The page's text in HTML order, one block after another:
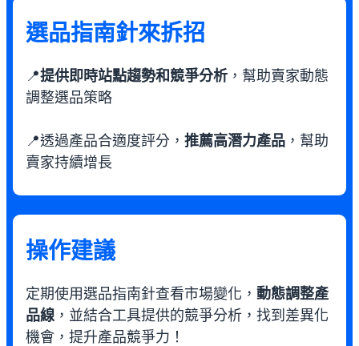
選品指南針來拆招
📍提供即時站點趨勢和競爭分析 ，幫助賣家動態
調整選品策略
📍透過產品合適度評分， 推薦高潛力產品 ，幫助
賣家持續增長
操作建議
定期使用選品指南針查看市場變化， 動態調整產
品線 ，並結合工具提供的競爭分析，找到差異化
機會，提升產品競爭力！